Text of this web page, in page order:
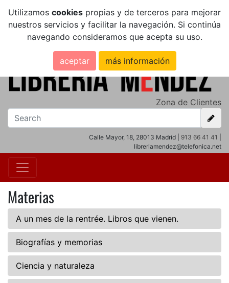
Utilizamos cookies propias y de terceros para mejorar
nuestros servicios y facilitar la navegación. Si continúa
navegando consideramos que acepta su uso.
aceptar más información
Zona de Clientes
Calle Mayor, 18, 28013 Madrid | 913 66 41 41
libreriamendez@telefonica.net
Materias
A un mes de la rentrée. Libros que vienen.
Biografías y memorias
Ciencia y naturaleza